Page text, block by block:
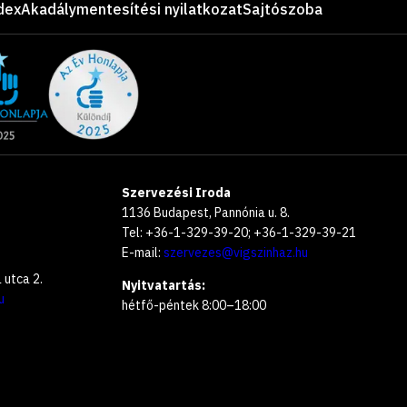
Akadálymentesítési nyilatkozatSajtószoba
utca 2.
Szervezési Iroda
1136 Budapest, Pannónia u. 8.
Tel: +36-1-329-39-20; +36-1-329-39-21
E-mail: szervezes@vigszinhaz.hu
Nyitvatartás:
hétfő-péntek 8:00–18:00